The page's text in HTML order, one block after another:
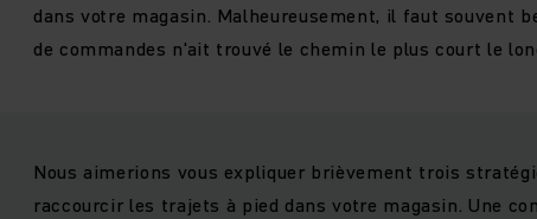
dans votre magasin. Malheureusement, il faut souvent
de commandes n'ait trouvé le chemin le plus court le
Nous aimerions vous expliquer brièvement trois
raccourcir les trajets à pied dans votre magasin. Une